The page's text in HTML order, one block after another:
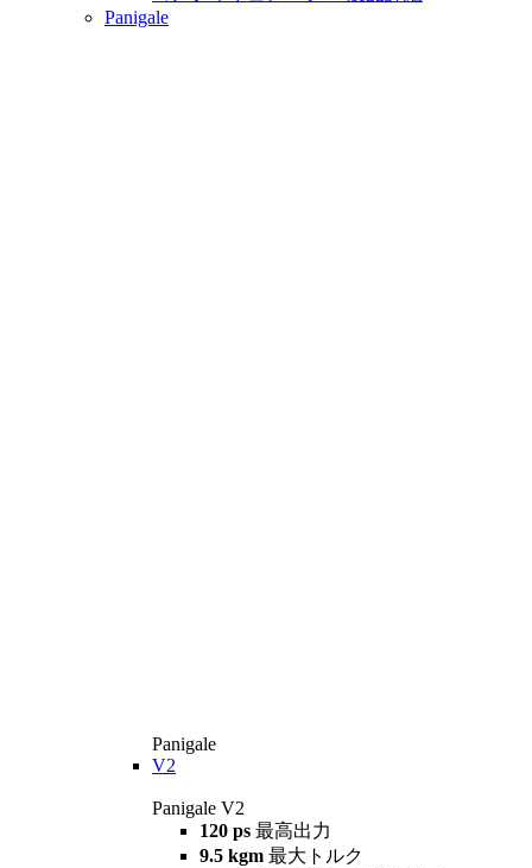
Panigale
Panigale
V2
Panigale V2
120 ps 最高出力
9.5 kgm 最大トルク